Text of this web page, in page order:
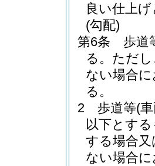
良い仕上
(勾配)
第6条
歩道
る。 ただ
ない場合
る。
2
歩道等(
以下とす
する場合
ない場合